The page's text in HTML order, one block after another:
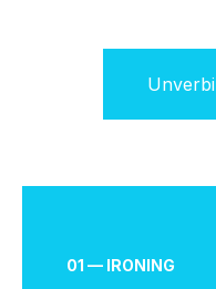
01 — IRONING